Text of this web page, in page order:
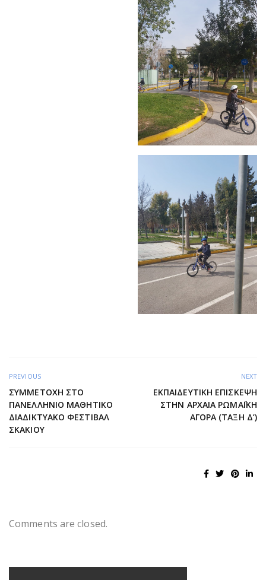
PREVIOUS
ΣΥΜΜΕΤΟΧΉ ΣΤΟ
ΠΑΝΕΛΛΉΝΙΟ ΜΑΘΗΤΙΚΌ
ΔΙΑΔΙΚΤΥΑΚΌ ΦΕΣΤΙΒΆΛ
ΣΚΑΚΙΟΎ
NEXT
ΕΚΠΑΙΔΕΥΤΙΚΉ ΕΠΊΣΚΕΨΗ
ΣΤΗΝ ΑΡΧΑΊΑ ΡΩΜΑΪΚΉ
ΑΓΟΡΆ (ΤΆΞΗ Δ’)
Comments are closed.